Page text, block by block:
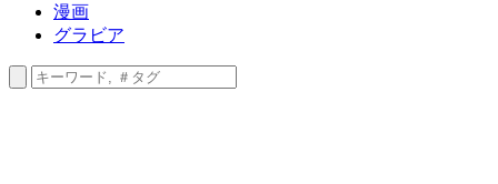
漫画
グラビア